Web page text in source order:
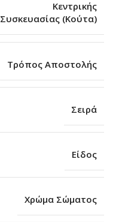
Κεντρικής
Συσκευασίας (Κούτα)
Τρόπος Αποστολής
Σειρά
Είδος
Χρώμα Σώματος